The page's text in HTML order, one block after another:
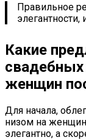
Правильное
Какие
женщин
Для начала,
низом на
элегантно, а